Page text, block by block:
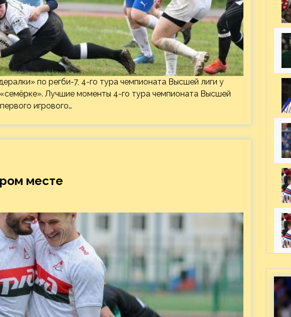
по регби-7, 4-го тура чемпионата Высшей лиги у
Лучшие моменты 4-го тура чемпионата Высшей
игрового…
месте